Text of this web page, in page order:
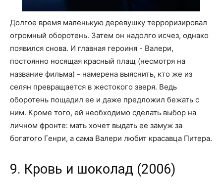
Долгое время маленькую деревушку терроризировал
огромный оборотень. Затем он надолго исчез, однако
появился снова. И главная героиня - Валери,
постоянно носящая красный плащ (несмотря на
название фильма) - намерена выяснить, кто же из
селян превращается в жестокого зверя. Ведь
оборотень пощадил ее и даже предложил бежать с
ним. Кроме того, ей необходимо сделать выбор на
личном фронте: мать хочет выдать ее замуж за
богатого Генри, а сама Валери любит красавца Питера.
9. Кровь и шоколад (2006)